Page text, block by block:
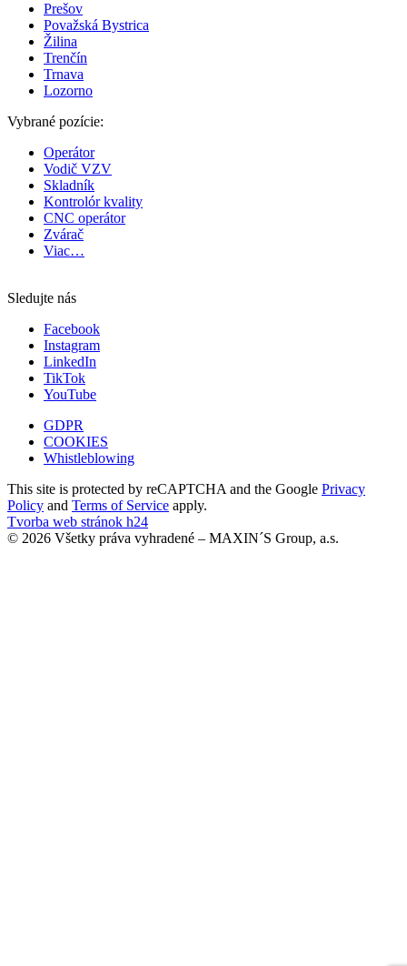
Prešov
Považská Bystrica
Žilina
Trenčín
Trnava
Lozorno
Vybrané pozície:
Operátor
Vodič VZV
Skladník
Kontrolór kvality
CNC operátor
Zvárač
Viac…
Sledujte nás
Facebook
Instagram
LinkedIn
TikTok
YouTube
GDPR
COOKIES
Whistleblowing
This site is protected by reCAPTCHA and the Google Privacy
Policy and Terms of Service apply.
Tvorba web stránok h24
© 2026 Všetky práva vyhradené – MAXIN´S Group, a.s.